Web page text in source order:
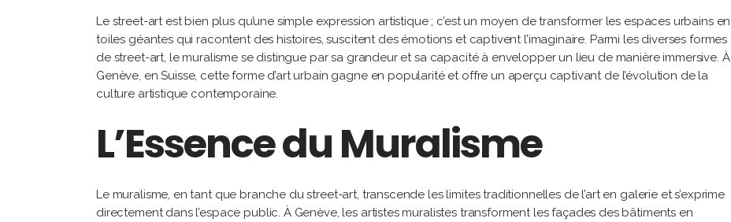
Le street-art est bien plus qu’une simple expression artistique ; c’est un moyen de transformer les espaces urbains en
toiles géantes qui racontent des histoires, suscitent des émotions et captivent l’imaginaire. Parmi les diverses formes
de street-art, le muralisme se distingue par sa grandeur et sa capacité à envelopper un lieu de manière immersive. À
Genève, en Suisse, cette forme d’art urbain gagne en popularité et offre un aperçu captivant de l’évolution de la
culture artistique contemporaine.
L’Essence du Muralisme
Le muralisme, en tant que branche du street-art, transcende les limites traditionnelles de l’art en galerie et s’exprime
directement dans l’espace public. À Genève, les artistes muralistes transforment les façades des bâtiments en